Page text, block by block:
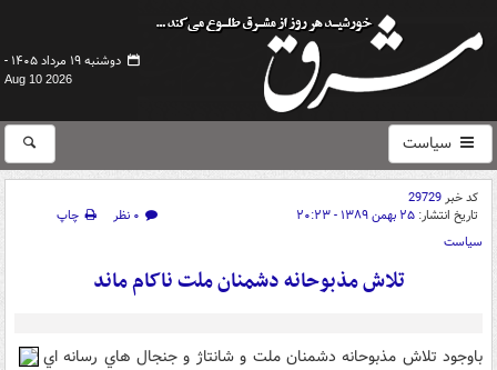
دوشنبه ۱۹ مرداد ۱۴۰۵ -
Aug 10 2026
سیاست
کد خبر29729
تاریخ انتشار: ۲۵ بهمن ۱۳۸۹ - ۲۰:۲۳ ۰ نظر
چاپ
سیاست
تلاش مذبوحانه دشمنان ملت ناکام ماند
باوجود تلاش مذبوحانه دشمنان ملت و شانتاژ و جنجال هاي رسانه اي